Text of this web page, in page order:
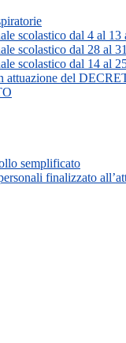
scolastico dal 4 al 13
scolastico dal 28 al
scolastico dal 14 al
attuazione del
semplificato
finalizzato